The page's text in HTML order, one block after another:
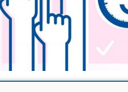
貸款計數
機